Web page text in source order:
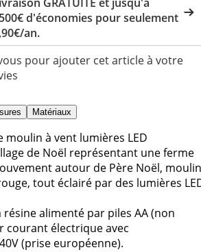
d'économies pour seulement
an.
pour ajouter cet article à votre
Matériaux
moulin à vent lumières LED
de Noël représentant une ferme
autour de Père Noël, moulin
tout éclairé par des lumières
alimenté par piles AA (non
courant électrique avec
(prise européenne).